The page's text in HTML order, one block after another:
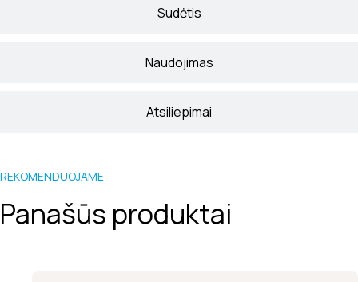
Sudėtis
Naudojimas
Atsiliepimai
REKOMENDUOJAME
Panašūs produktai